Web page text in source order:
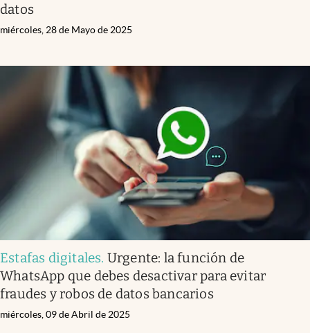
datos
miércoles, 28 de Mayo de 2025
Estafas digitales. Urgente: la función de
WhatsApp que debes desactivar para evitar
fraudes y robos de datos bancarios
miércoles, 09 de Abril de 2025